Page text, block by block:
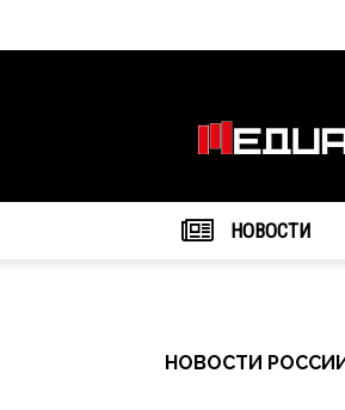
НОВОСТИ
НОВОСТИ